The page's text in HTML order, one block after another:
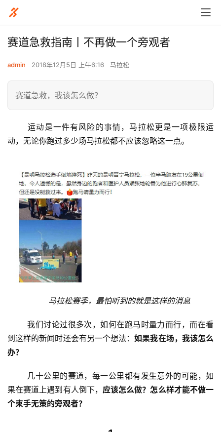
赛道急救指南丨不再做一个旁观者
admin 2018年12月5日 上午6:16 马拉松
赛道急救，我该怎么做？
	运动是一件有风险的事情，马拉松更是一项极限运
动，无论你跑过多少场马拉松都不应该忽略这一点。
马拉松赛季，最怕听到的就是这样的消息
	我们讨论过很多次，如何在跑马时量力而行，而在看
到这样的新闻时还会有另一个想法：如果我在场，我该怎么
办？
果在赛道上遇到有人倒下， 应该怎么做？怎么样才能不做一
个束手无策的旁观者？